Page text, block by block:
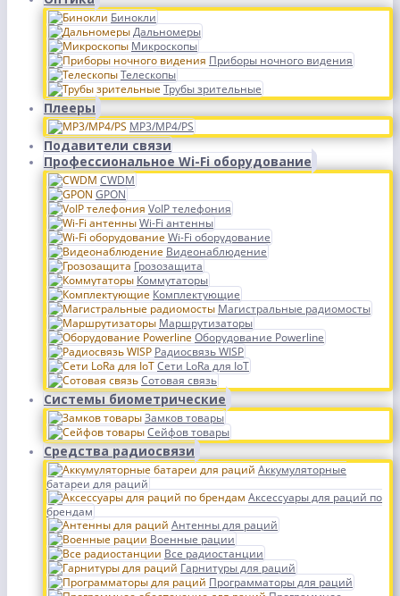
Бинокли
Дальномеры
Микроскопы
Приборы ночного видения
Телескопы
Трубы зрительные
Плееры
MP3/MP4/PS
Подавители связи
Профессиональное Wi-Fi оборудование
CWDM
GPON
VoIP телефония
Wi-Fi антенны
Wi-Fi оборудование
Видеонаблюдение
Грозозащита
Коммутаторы
Комплектующие
Магистральные радиомосты
Маршрутизаторы
Оборудование Powerline
Радиосвязь WISP
Сети LoRa для IoT
Сотовая связь
Системы биометрические
Замков товары
Сейфов товары
Средства радиосвязи
Аккумуляторные
батареи для раций
Аксессуары для раций по
брендам
Антенны для раций
Военные рации
Все радиостанции
Гарнитуры для раций
Программаторы для раций